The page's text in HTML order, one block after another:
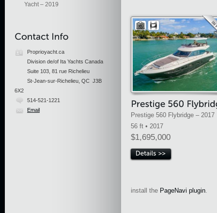
Yacht – 2019
Proprioyacht.ca
Division de/of Ita Yachts Canada
Suite 103, 81 rue Richelieu
St-Jean-sur-Richelieu, QC J3B
6X2
514-521-1221
Email
Prestige 560 Flybridge – 2017
56 ft • 2017
$1,695,000
install the PageNavi plugin.